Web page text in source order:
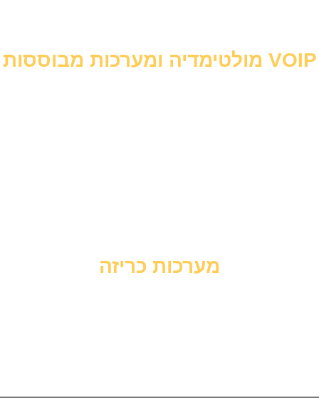
מולטימדיה ומערכות מבוססות VOIP
מערכות כריזה